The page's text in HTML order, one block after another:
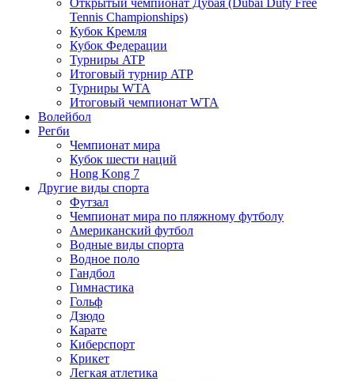
Открытый чемпионат Дубая (Dubai Duty Free
Tennis Championships)
Кубок Кремля
Кубок Федерации
Турниры ATP
Итоговый турнир ATP
Турниры WTA
Итоговый чемпионат WTA
Волейбол
Регби
Чемпионат мира
Кубок шести наций
Hong Kong 7
Другие виды спорта
Футзал
Чемпионат мира по пляжному футболу
Американский футбол
Водные виды спорта
Водное поло
Гандбол
Гимнастика
Гольф
Дзюдо
Карате
Киберспорт
Крикет
Легкая атлетика